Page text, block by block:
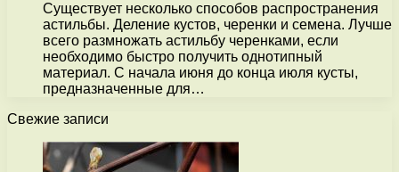
Существует несколько способов распространения
астильбы. Деление кустов, черенки и семена. Лучше
всего размножать астильбу черенками, если
необходимо быстро получить однотипный
материал. С начала июня до конца июля кусты,
предназначенные для…
Свежие записи